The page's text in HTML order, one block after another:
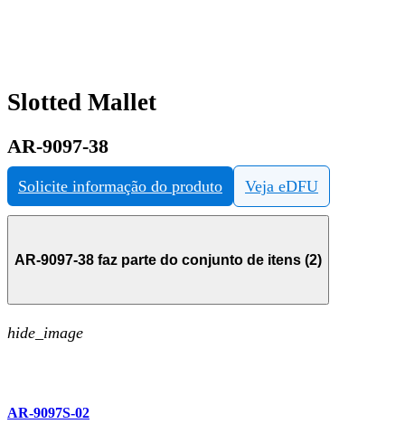
Slotted Mallet
AR-9097-38
Solicite informação do produto Veja eDFU
AR-9097-38 faz parte do conjunto de itens (2)
hide_image
AR-9097S-02